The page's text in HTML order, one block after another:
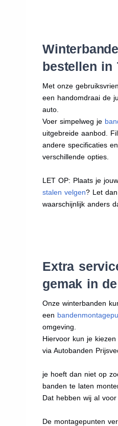
bestellen in
Met onze
een handomdraai de
auto.
Voer simpelweg je
uitgebreide aanbod.
andere specificaties
verschillende opties.
LET OP: Plaats je
stalen velgen? Let
waarschijnlijk anders
Extra
gemak in
Onze winterbanden
een
omgeving.
Hiervoor kun je
via Autobanden
je hoeft dan niet op
banden te laten
Dat hebben wij al voor
De montagepunten